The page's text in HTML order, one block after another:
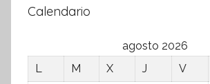
Calendario
agosto 2026
L
M X J V